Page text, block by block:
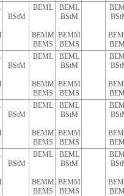
BStM
BEML
BEMM
BEMS
BEML
BStM
BEMM
BEMS
BStM
BEML
BEMM
BEMS
BEML
BStM
BEMM
BEMS
BStM
BEML
BEMM
BEMS
BEML
BStM
BEMM
BEMS
BStM
BEML
BEMM
BEMS
BEML
BStM
BEMM
BEMS